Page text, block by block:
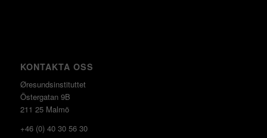
KONTAKTA OSS
Øresundsinstituttet
Östergatan 9B
211 25 Malmö
+46 (0) 40 30 56 30